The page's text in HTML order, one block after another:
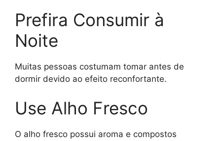
Prefira Consumir à
Noite
Muitas pessoas costumam tomar antes de
dormir devido ao efeito reconfortante.
Use Alho Fresco
O alho fresco possui aroma e compostos